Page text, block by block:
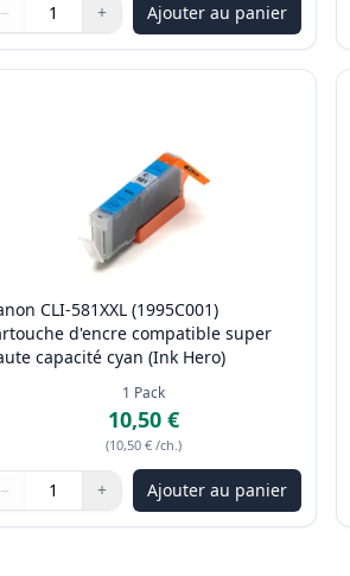
les boutons pour ajuster
− +
: Ajouter au panier
CLI-581XXL (1995C001)
d'encre compatible super
capacité cyan (Ink Hero)
1 Pack
10,50 €
(10,50 € /ch.)
les boutons pour ajuster
− +
: Ajouter au panier